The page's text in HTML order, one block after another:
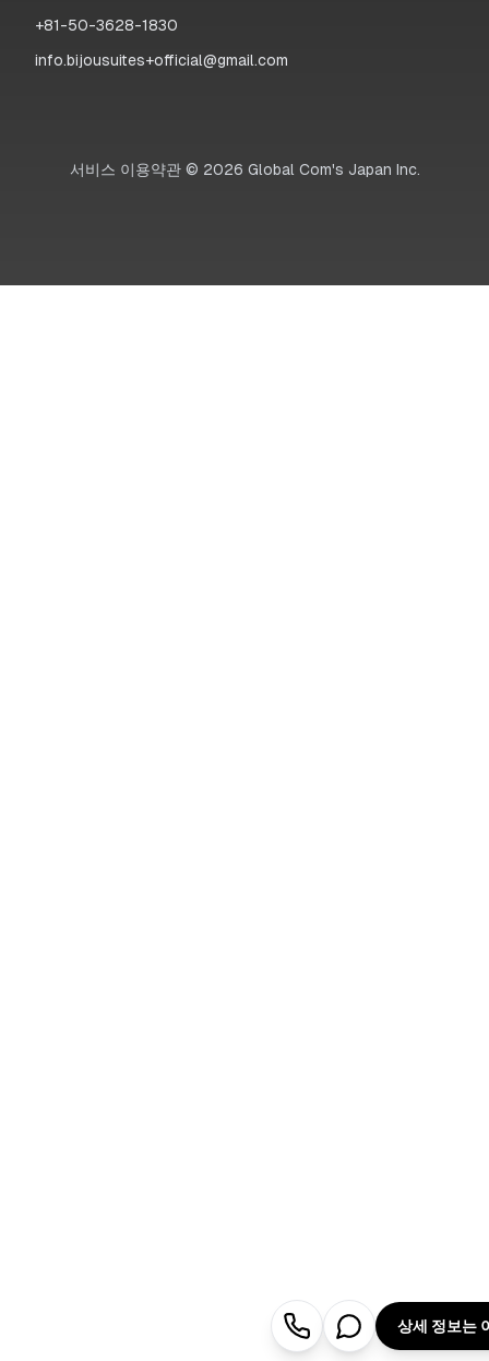
상세 정보는
+81-50-3628-1830
info.bijousuites+official@gmail.com
서비스 이용약관© 2026 Global Com's Japan Inc.